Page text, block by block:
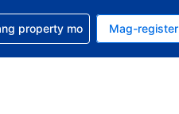
ang currency mo ngayon
ang wika mo ngayon
ng tulong sa reservation mo
property mo Mag-register